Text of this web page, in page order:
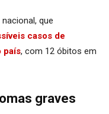
que
casos de
país, com 12 óbitos em
graves